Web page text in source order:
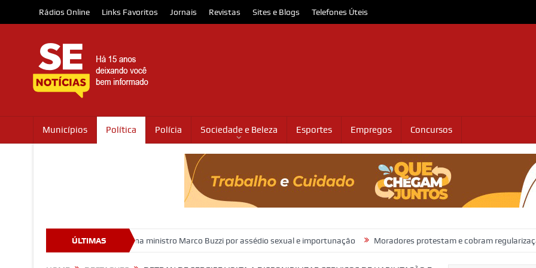
Rádios Online Links Favoritos Jornais Revistas Sites e Blogs Telefones Úteis
Municípios Política Polícia Sociedade e Beleza Esportes Empregos Concursos
ÚLTIMAS
STJ condena ministro Marco Buzzi por assédio sexual e importunação Moradores protestam e cobram regularização de